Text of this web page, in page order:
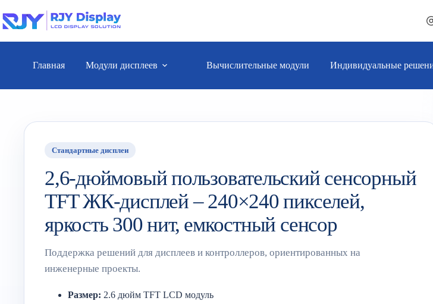
Главная Модули дисплеев Вычислительные модули Индивидуальные
Стандартные дисплеи
2,6-дюймовый пользовательский сенсорный
TFT ЖК-дисплей – 240×240 пикселей,
яркость 300 нит, емкостный сенсор
Поддержка решений для дисплеев и контроллеров, ориентированных на
инженерные проекты.
Размер: 2.6 дюйм TFT LCD модуль